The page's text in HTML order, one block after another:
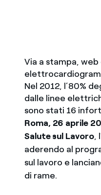
Via a stampa,
Nel 2012, l’80%
dalle linee
sono stati 16
Roma, 26 aprile
Salute sul Lavoro,
aderendo al
sul lavoro e
di rame.